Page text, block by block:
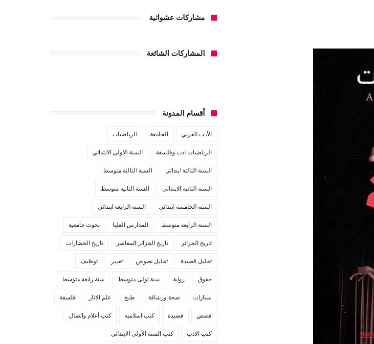
مشاركات عشوائية
المشاركات الشائعة
أقسام المدونة
الأدب العربي الجامعة الرياضيات
الرياضيات ادب وفلسفة السنة الاولى الابتدائي
السنة الثالثة ابتدائي السنة الثالثة متوسط
السنة الثانية الابتدائي السنة الثانية متوسط
السنة الخامسة ابتدائي السنة الرابعة ابتدائي
السنة الرابعة متوسط المدارس العليا بحوث جامعية
تاريخ الجزائر تاريخ الجزائر المعاصر تاريخ الحضارات
تحليل قصيدة تحليل نصوص تعبير توظيف
حقوق رواية سنة اولى متوسط سنة رابعة متوسط
سيارات صحة ورشاقة طبخ علم الاثار فلسفة
قصص قصيدة كتب اسلامية كتب أعلام واتصال
كتب الأدب كتب السنة الأولى الابتدائي